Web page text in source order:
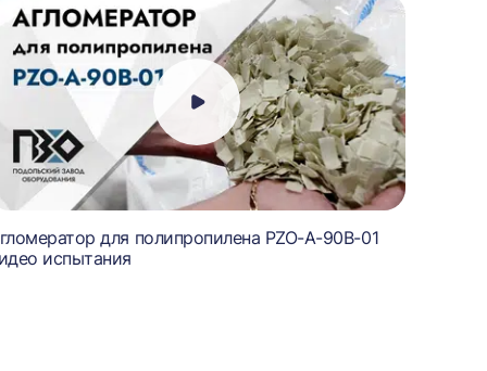
для полипропилена PZO-A-90B-01
испытания